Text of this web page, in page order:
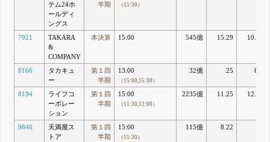
テム24ホ
ールディ
ングス
半期
（15:30）
7921
TAKARA
&
COMPANY
本決算 15:00 545億 15.29 10.79
8166
タカキュ
ー
第１四
半期
13:00
（15:00,15:30）
32億 25 6.1
8194
ライフコ
ーポレー
ション
第１四
半期
15:00
（11:30,12:00）
2235億 11.25 12.06
9846
天満屋ス
トア
第１四
半期
15:00
（15:30）
115億 8.22